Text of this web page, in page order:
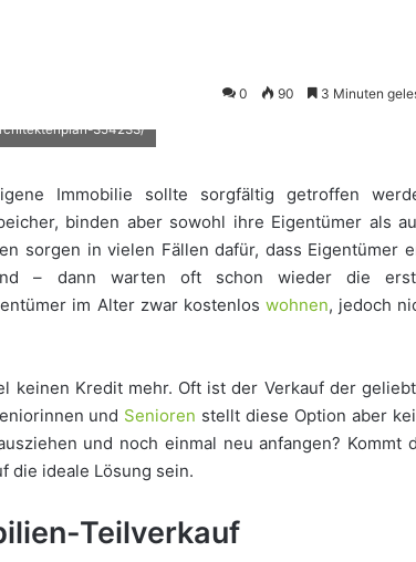
0 90 3 Minuten
354233/
Immobilie sollte sorgfältig getroffen
binden aber sowohl ihre Eigentümer als
sorgen in vielen Fällen dafür, dass Eigentümer
– dann warten oft schon wieder die
im Alter zwar kostenlos wohnen, jedoch
keinen Kredit mehr. Oft ist der Verkauf der
und Senioren stellt diese Option aber
und noch einmal neu anfangen? Kommt
die ideale Lösung sein.
Teilverkauf